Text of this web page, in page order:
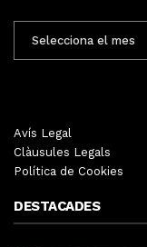
MENSUALS
Avís Legal
Clàusules Legals
Política de Cookies
DESTACADES